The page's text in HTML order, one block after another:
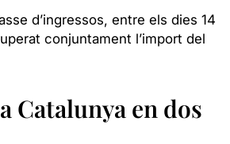
d’ingressos, entre els dies 14
conjuntament l’import del
Catalunya en dos